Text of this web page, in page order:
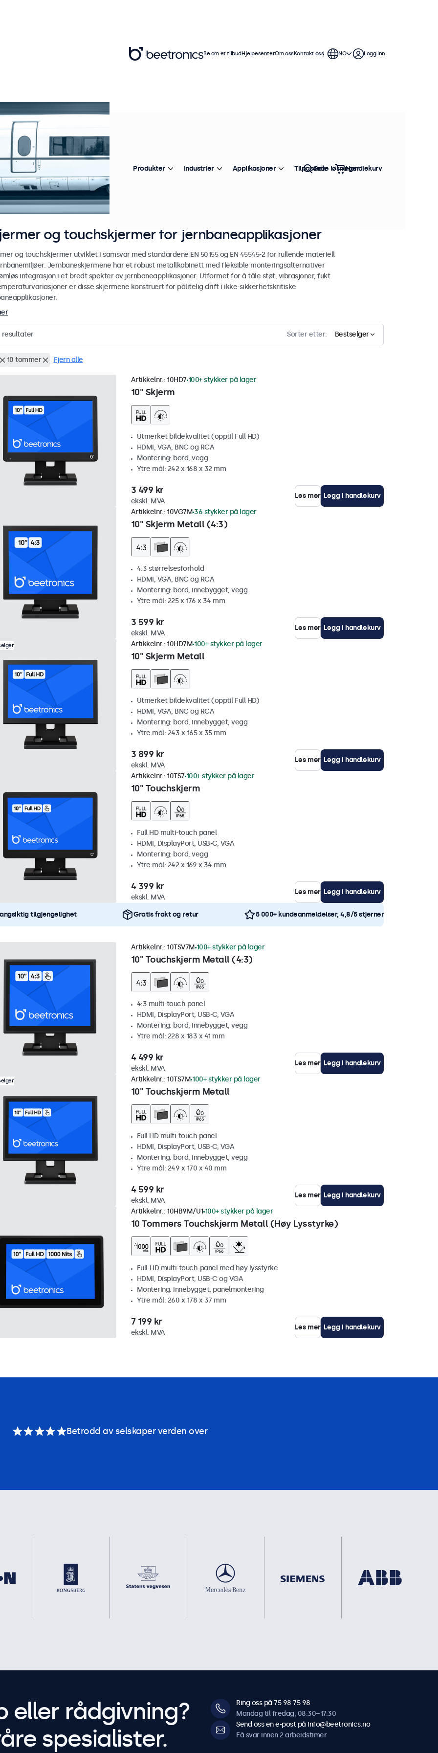
og touchskjermer for jernbaneapplikasjoner
og touchskjermer utviklet i samsvar med standardene EN 50155 og EN 45545-2 for rullende materiell
Jernbaneskjermene har et robust metallkabinett med fleksible monteringsalternativer
integrasjon i et bredt spekter av jernbaneapplikasjoner. Utformet for å tåle støt, vibrasjoner, fukt
er disse skjermene konstruert for pålitelig drift i ikke-sikkerhetskritiske
resultater Sorter etter: Bestselger
10 tommer Fjern alle
10" Skjerm
Artikkelnr.: 10HD7 100+ stykker på lager
Utmerket bildekvalitet (opptil Full HD)
HDMI, VGA, BNC og RCA
Montering: bord, vegg
Ytre mål: 242 x 168 x 32 mm
3 499 kr
ekskl. MVA
Les mer Legg i handlekurv
10" Skjerm Metall (4:3)
Artikkelnr.: 10VG7M 36 stykker på lager
4:3 størrelsesforhold
HDMI, VGA, BNC og RCA
Montering: bord, innebygget, vegg
Ytre mål: 225 x 176 x 34 mm
3 599 kr
ekskl. MVA
Les mer Legg i handlekurv
10" Skjerm Metall
Artikkelnr.: 10HD7M 100+ stykker på lager
Utmerket bildekvalitet (opptil Full HD)
HDMI, VGA, BNC og RCA
Montering: bord, innebygget, vegg
Ytre mål: 243 x 165 x 35 mm
3 899 kr
ekskl. MVA
Les mer Legg i handlekurv
10" Touchskjerm
Artikkelnr.: 10TS7 100+ stykker på lager
Full HD multi-touch panel
HDMI, DisplayPort, USB-C, VGA
Montering: bord, vegg
Ytre mål: 242 x 169 x 34 mm
4 399 kr
ekskl. MVA
Les mer Legg i handlekurv
tilgjengelighet Gratis frakt og retur 5 000+ kundeanmeldelser, 4,8/5 stjerner
10" Touchskjerm Metall (4:3)
Artikkelnr.: 10TSV7M 100+ stykker på lager
4:3 multi-touch panel
HDMI, DisplayPort, USB-C, VGA
Montering: bord, innebygget, vegg
Ytre mål: 228 x 183 x 41 mm
4 499 kr
ekskl. MVA
Les mer Legg i handlekurv
10" Touchskjerm Metall
Artikkelnr.: 10TS7M 100+ stykker på lager
Full HD multi-touch panel
HDMI, DisplayPort, USB-C, VGA
Montering: bord, innebygget, vegg
Ytre mål: 249 x 170 x 40 mm
4 599 kr
ekskl. MVA
Les mer Legg i handlekurv
10 Tommers Touchskjerm Metall (Høy Lysstyrke)
Artikkelnr.: 10HB9M/U1 100+ stykker på lager
Full-HD multi-touch-panel med høy lysstyrke
HDMI, DisplayPort, USB-C og VGA
Montering: innebygget, panelmontering
Ytre mål: 260 x 178 x 37 mm
7 199 kr
ekskl. MVA
Les mer Legg i handlekurv
Be om et tilbudHjelpesenterOm ossKontakt oss NO Logg inn
Produkter Industrier Applikasjoner Tilpassede løsninger
Søk Handlekurv
Betrodd av selskaper verden over
eller rådgivning?
spesialister.
Ring oss på 75 98 75 98
Mandag til fredag, 08:30–17:30
Send oss en e-post på info@beetronics.no
Få svar innen 2 arbeidstimer